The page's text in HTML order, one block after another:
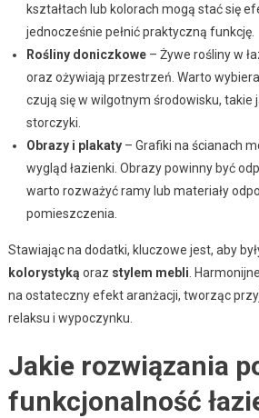
kształtach lub kolorach mogą stać się
jednocześnie pełnić praktyczną funkcję.
Rośliny doniczkowe– Żywe rośliny w
oraz ożywiają przestrzeń. Warto
czują się w wilgotnym środowisku, takie
storczyki.
Obrazy i plakaty– Grafiki na ścianach
wygląd łazienki. Obrazy powinny być
warto rozważyć ramy lub materiały
pomieszczenia.
Stawiając na dodatki, kluczowe jest, aby
kolorystyką oraz stylem mebli .
na ostateczny efekt aranżacji, tworząc
relaksu i wypoczynku.
Jakie rozwiązania
funkcjonalność